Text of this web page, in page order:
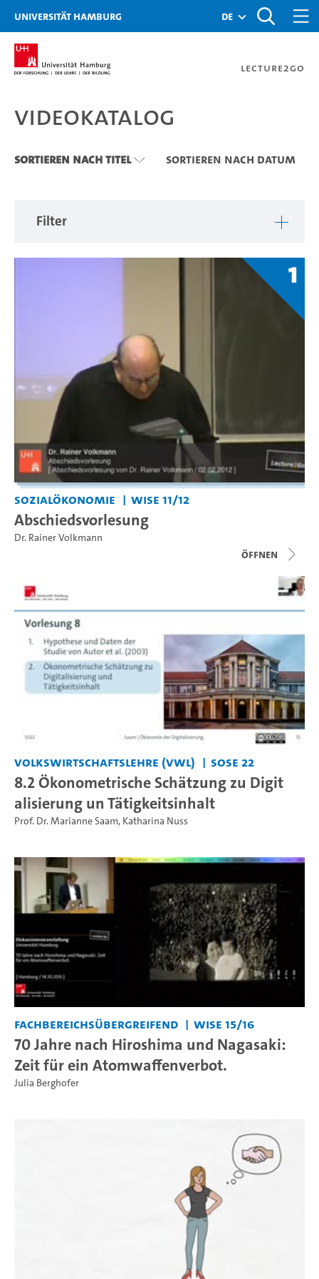
Zu den Filtern
Zur Metanavigation
Zur Hauptnavigation
Zur Suche
Zum Inhalt
Zum Seitenfuss
Universität Hamburg de
Lecture2Go
Videokatalog
Videokatalog
Sortieren nach Titel Sortieren nach Datum
Filter
1
Sozialökonomie WiSe 11/12
Abschiedsvorlesung
Dr. Rainer Volkmann
Öffnen
Volkswirtschaftslehre (VWL) SoSe 22
8.2 Ökonometrische Schätzung zu Digit
alisierung un Tätigkeitsinhalt
Prof. Dr. Marianne Saam, Katharina Nuss
Fachbereichsübergreifend WiSe 15/16
70 Jahre nach Hiroshima und Nagasaki:
Zeit für ein Atomwaffenverbot.
Julia Berghofer